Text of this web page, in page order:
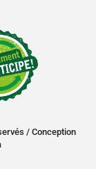
/ Conception